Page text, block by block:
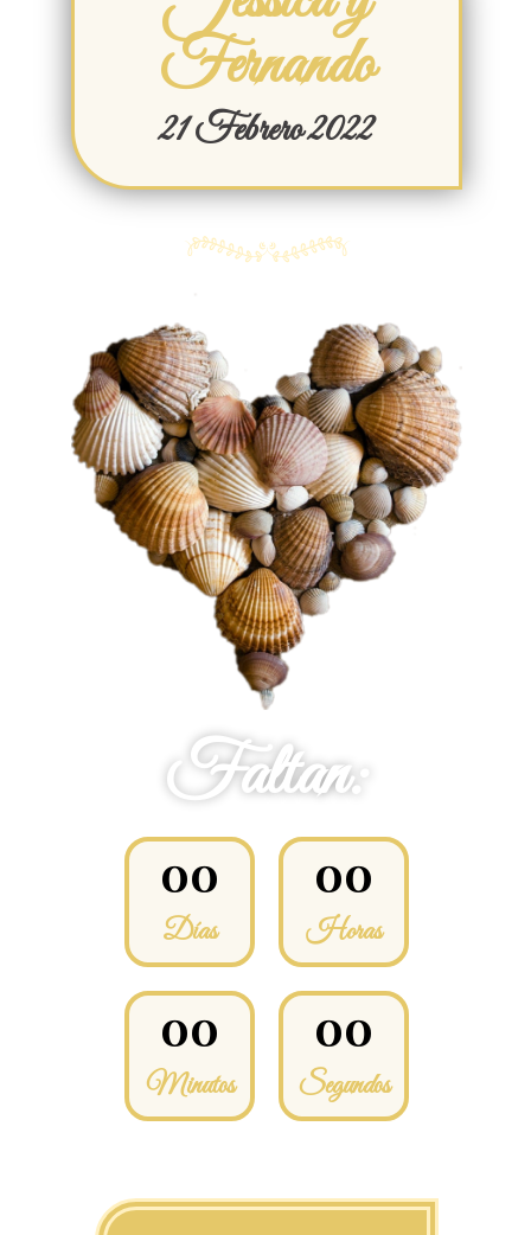
Fernando
21 Febrero 2022
Faltan:
00
Días
00
Horas
00
Minutos
00
Segundos